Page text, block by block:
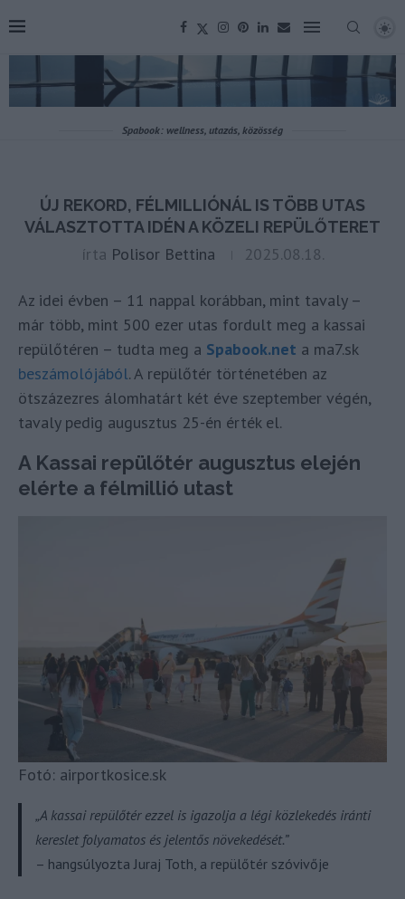
Spabook: wellness, utazás, közösség
ÚJ REKORD, FÉLMILLIÓNÁL IS TÖBB UTAS
VÁLASZTOTTA IDÉN A KÖZELI REPÜLŐTERET
írta Polisor Bettina 2025.08.18.
Az idei évben – 11 nappal korábban, mint tavaly –
már több, mint 500 ezer utas fordult meg a kassai
repülőtéren – tudta meg a Spabook.net a ma7.sk
beszámolójából. A repülőtér történetében az
ötszázezres álomhatárt két éve szeptember végén,
tavaly pedig augusztus 25-én érték el.
A Kassai repülőtér augusztus elején
elérte a félmillió utast
Fotó: airportkosice.sk
„A kassai repülőtér ezzel is igazolja a légi közlekedés iránti
kereslet folyamatos és jelentős növekedését.”
– hangsúlyozta Juraj Toth, a repülőtér szóvivője